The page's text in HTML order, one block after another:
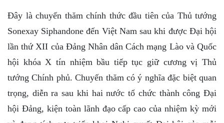
Đây là chuyến thăm chính thức đầu tiên của Thủ tướng
Sonexay Siphandone đến Việt Nam sau khi được Đại hội
lần thứ XII của Đảng Nhân dân Cách mạng Lào và Quốc
hội khóa X tín nhiệm bầu tiếp tục giữ cương vị Thủ
tướng Chính phủ. Chuyến thăm có ý nghĩa đặc biệt quan
trọng, diễn ra sau khi hai nước tổ chức thành công Đại
hội Đảng, kiện toàn lãnh đạo cấp cao của nhiệm kỳ mới